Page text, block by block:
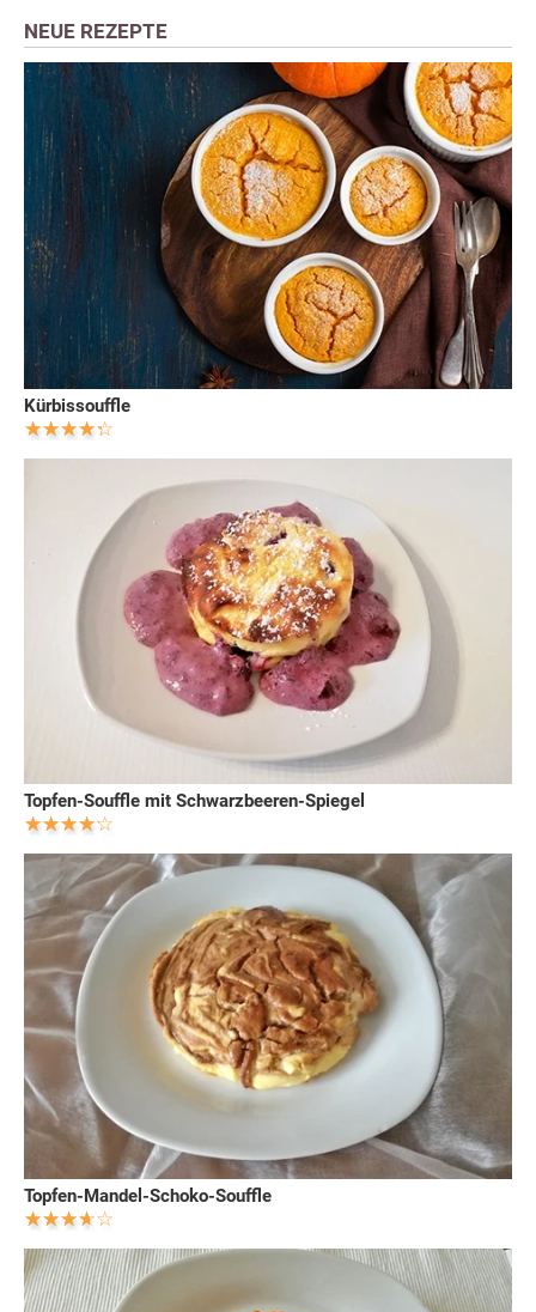
NEUE REZEPTE
Kürbissouffle
Topfen-Souffle mit Schwarzbeeren-Spiegel
Topfen-Mandel-Schoko-Souffle